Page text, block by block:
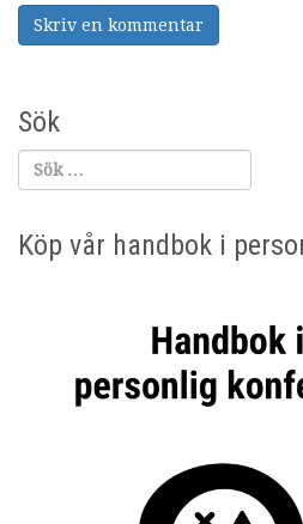
Sök
Köp vår handbok i